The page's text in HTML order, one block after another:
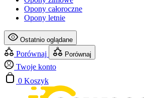
Opony całoroczne
Opony letnie
Ostatnio oglądane
Porównaj Porównaj
Twoje konto
0 Koszyk